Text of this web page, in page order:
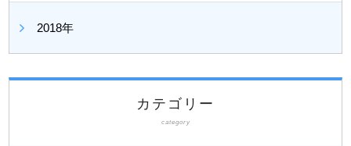
2018年
カテゴリー
category